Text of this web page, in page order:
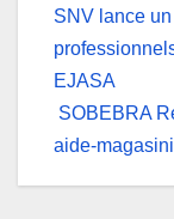
de
l’article
SNV lance
EJASA
SOBEBRA
aide-